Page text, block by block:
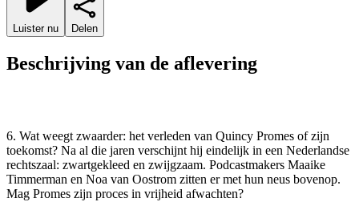
Luister nu Delen
Beschrijving van de aflevering
6. Wat weegt zwaarder: het verleden van Quincy Promes of zijn
toekomst? Na al die jaren verschijnt hij eindelijk in een Nederlandse
rechtszaal: zwartgekleed en zwijgzaam. Podcastmakers Maaike
Timmerman en Noa van Oostrom zitten er met hun neus bovenop.
Mag Promes zijn proces in vrijheid afwachten?